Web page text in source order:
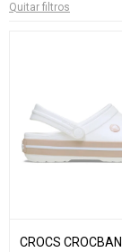
Quitar filtros
CROCS